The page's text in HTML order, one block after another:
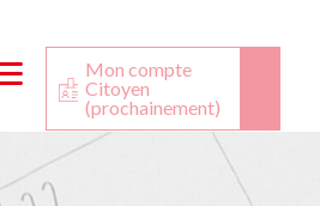
Mon compte
Citoyen
(prochainement)